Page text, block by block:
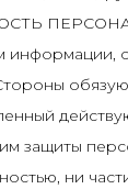
информации,
защиты
ни